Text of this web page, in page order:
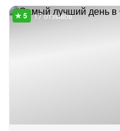
17 отзывов